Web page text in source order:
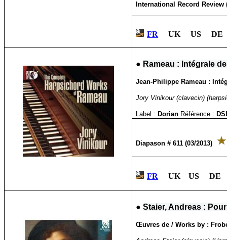
International Record Review
FR UK US
● Rameau : Intégrale
Jean-Philippe Rameau :
Jory Vinikour (clavecin)
Label : Dorian Référence :
Diapason # 611 (03/2013)
FR UK US
●Staier, Andreas :
Œuvres de / Works by :